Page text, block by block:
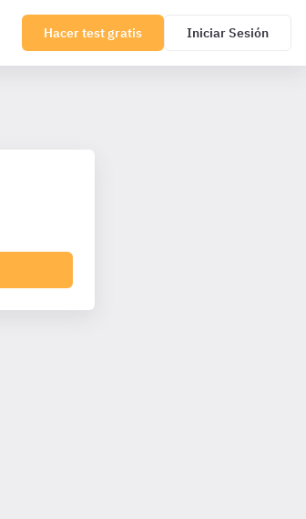
Hacer test gratis Iniciar Sesión